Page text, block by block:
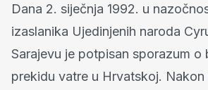
Dana 2. siječnja 1992. u
izaslanika Ujedinjenih naroda
Sarajevu je potpisan sporazum o
prekidu vatre u Hrvatskoj. Nakon